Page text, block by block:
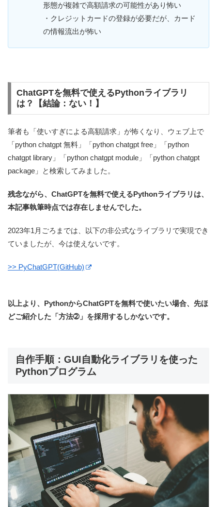
形態が複雑で高額請求の可能性があり怖い
・クレジットカードの登録が必要だが、カード
の情報流出が怖い
ChatGPTを無料で使えるPythonライブラリ
は？【結論：ない！】
筆者も「使いすぎによる高額請求」が怖くなり、ウェブ上で
「python chatgpt 無料」「python chatgpt free」「python
chatgpt library」「python chatgpt module」「python chatgpt
package」と検索してみました。
残念ながら、ChatGPTを無料で使えるPythonライブラリは、
本記事執筆時点では存在しませんでした。
2023年1月ごろまでは、以下の非公式なライブラリで実現でき
ていましたが、今は使えないです。
>> PyChatGPT(GitHub)
以上より、PythonからChatGPTを無料で使いたい場合、先ほ
どご紹介した「方法➁」を採用するしかないです。
自作手順：GUI自動化ライブラリを使った
Pythonプログラム